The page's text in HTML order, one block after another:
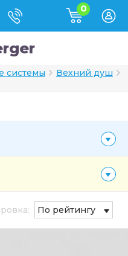
0
системы
Вехний душ
По рейтингу